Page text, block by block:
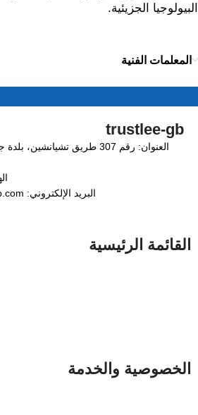
البيولوجيا الجزيئية.
المعلمات الفنية
trustlee-gb
العنوان: رقم 307 طريق
البريد الإلكتروني: trustlee-gb@trustlee-gb.com
القائمة الرئيسية
الخصوصية والخدمة